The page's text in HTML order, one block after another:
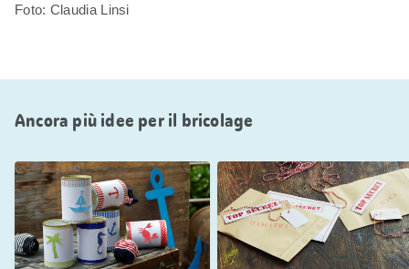
Foto: Claudia Linsi
Ancora più idee per il bricolage